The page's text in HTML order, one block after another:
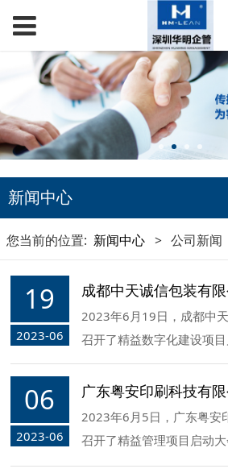
新闻中心
您当前的位置: 新闻中心 > 公司新闻
19
2023-06
2023年6月19日，成都中
召开了精益数字化建设项
06
2023-06
2023年6月5日，广东粤安
召开了精益管理项目启动
安印刷广场顺利举行。